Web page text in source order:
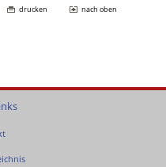
drucken nach oben